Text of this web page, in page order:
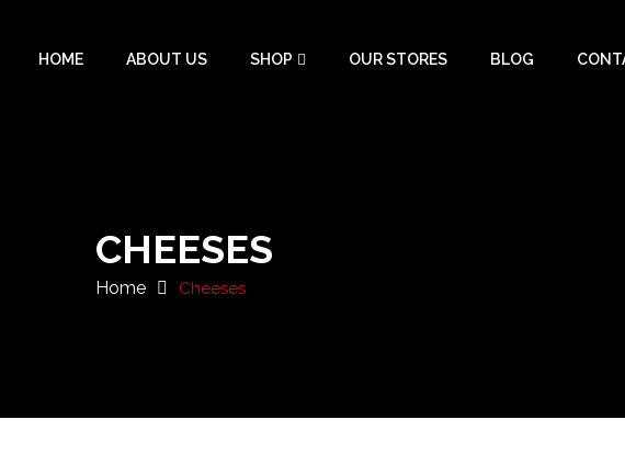
HOME ABOUT US SHOP OUR STORES BLOG
CHEESES
Home Cheeses